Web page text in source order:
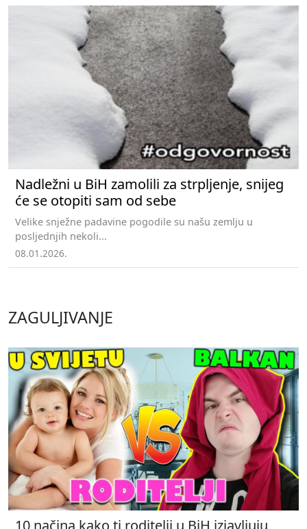
Nadležni u BiH zamolili za strpljenje, snijeg
će se otopiti sam od sebe
Velike snježne padavine pogodile su našu zemlju u
posljednjih nekoli...
08.01.2026.
ZAGULJIVANJE